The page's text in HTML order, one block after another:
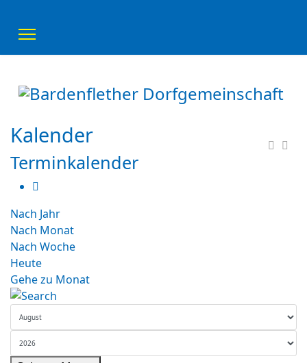
Kalender
Terminkalender
Nach Jahr
Nach Monat
Nach Woche
Heute
Gehe zu Monat